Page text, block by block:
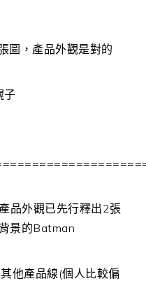
圖，產品外觀是對的
子
品外觀已先行釋出2張
景的Batman
他產品線(個人比較偏